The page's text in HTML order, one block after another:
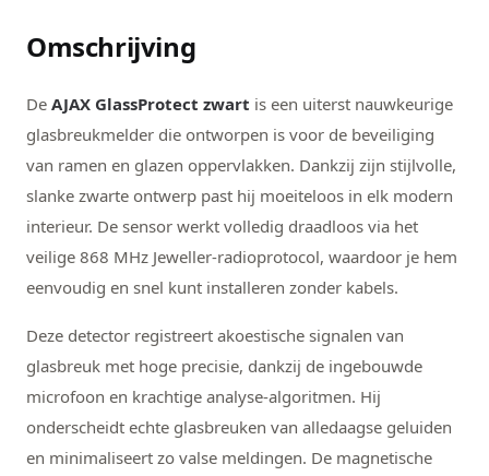
Omschrijving
De AJAX GlassProtect zwart is een uiterst nauwkeurige
glasbreukmelder die ontworpen is voor de beveiliging
van ramen en glazen oppervlakken. Dankzij zijn stijlvolle,
slanke zwarte ontwerp past hij moeiteloos in elk modern
interieur. De sensor werkt volledig draadloos via het
veilige 868 MHz Jeweller-radioprotocol, waardoor je hem
eenvoudig en snel kunt installeren zonder kabels.
Deze detector registreert akoestische signalen van
glasbreuk met hoge precisie, dankzij de ingebouwde
microfoon en krachtige analyse-algoritmen. Hij
onderscheidt echte glasbreuken van alledaagse geluiden
en minimaliseert zo valse meldingen. De magnetische